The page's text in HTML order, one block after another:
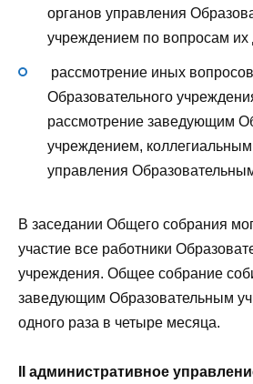
органов управления
учреждением по вопросам их
рассмотрение иных
Образовательного
рассмотрение заведующим
учреждением,
управления
В заседании Общего собрания
участие все работники
учреждения. Общее собрание
заведующим Образовательным
одного раза в четыре месяца.
II административное